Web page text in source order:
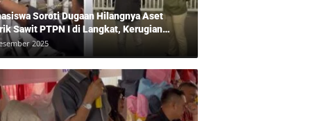
Soroti Dugaan Hilangnya Aset
Sawit PTPN I di Langkat, Kerugian
Ditaksir Rp20 Miliar
2025